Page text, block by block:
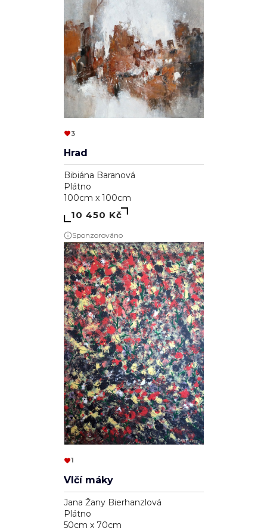
3
Hrad
Bibiána Baranová
Plátno
100cm x 100cm
10 450 Kč
Sponzorováno
1
Vlčí máky
Jana Žany Bierhanzlová
Plátno
50cm x 70cm